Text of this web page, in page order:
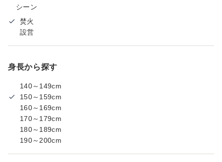
シーン
焚火
設営
身長から探す
140～149cm
150～159cm
160～169cm
170～179cm
180～189cm
190～200cm